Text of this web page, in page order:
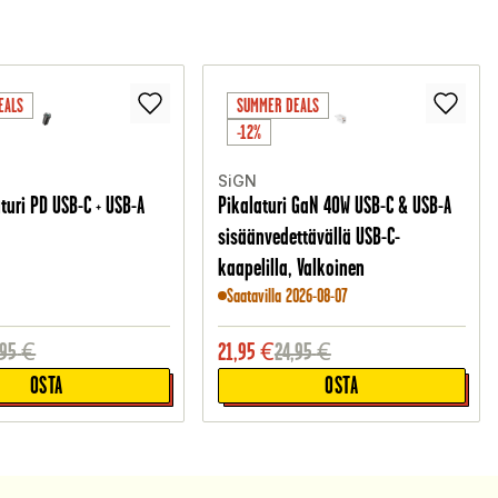
PD USB-C + USB-A
€
OSTA
SUMMER DEALS
-12%
SiGN
Pikalaturi GaN 40W USB-C & USB-A
sisäänvedettävällä USB-C-
kaapelilla, Valkoinen
Saatavilla 2026-08-07
21,95 €24,95€
OSTA